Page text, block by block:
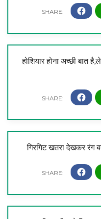
होशियार होना अच्छी बात
गिरगिट खतरा देखकर रंग